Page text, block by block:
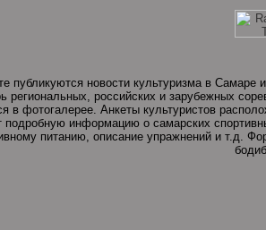
публикуются новости культуризма в
региональных, российских и зарубежных
в фотогалерее. Анкеты культуристов
подробную информацию о самарских
питанию, описание упражнений и т.д.